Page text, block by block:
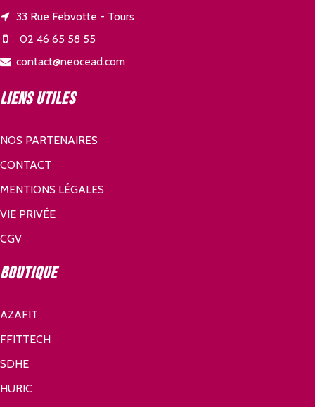
33 Rue Febvotte - Tours
02 46 65 58 55
contact@neocead.com
Liens utiles
NOS PARTENAIRES
CONTACT
MENTIONS LÉGALES
VIE PRIVÉE
CGV
Boutique
AZAFIT
FFITTECH
SDHE
HURIC